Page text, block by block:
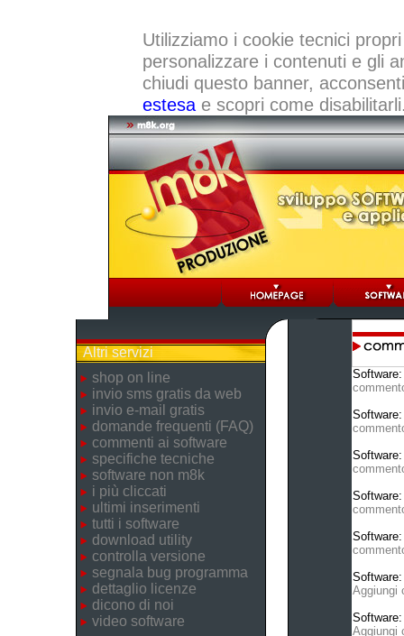
Utilizziamo i cookie tecnici
personalizzare i contenuti e gli
chiudi questo banner,
estesae scopri come
Altri servizi
shop on line
invio sms gratis da web
invio e-mail gratis
domande frequenti (FAQ)
commenti ai software
specifiche tecniche
software non m8k
i più cliccati
ultimi inserimenti
tutti i software
download utility
controlla versione
segnala bug programma
dettaglio licenze
dicono di noi
video software
Aggiungi
Aggiungi